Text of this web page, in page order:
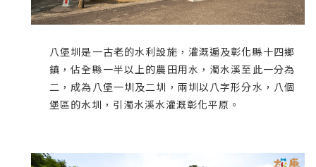
八堡圳是一古老的水利設施，灌溉遍及彰化縣十四鄉
鎮，佔全縣一半以上的農田用水，濁水溪至此一分為
二，成為八堡一圳及二圳，兩圳以八字形分水，八個
堡區的水圳，引濁水溪水灌溉彰化平原。